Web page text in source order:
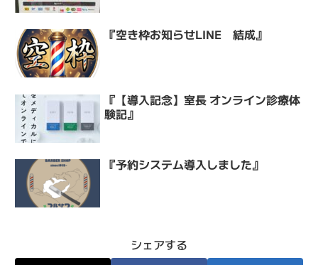
『空き枠お知らせLINE 結成』
『【導入記念】室長 オンライン診療体
験記』
『予約システム導入しました』
シェアする